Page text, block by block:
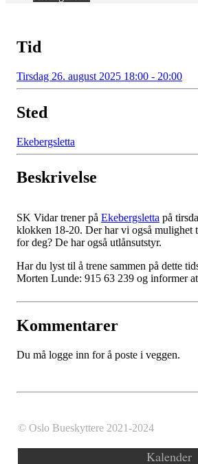
Tid
Tirsdag 26. august 2025 18:00 - 20:00
Sted
Ekebergsletta
Beskrivelse
SK Vidar trener på Ekebergsletta på
klokken 18-20. Der har vi også mulighet
for deg? De har også utlånsutstyr.
Har du lyst til å trene sammen på dette
Morten Lunde: 915 63 239 og informer
Kommentarer
Du må logge inn for å poste i veggen.
© Oslo Bueskyttere 2021-2024
Kalender